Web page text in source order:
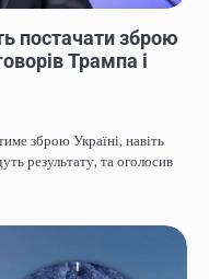
постачати зброю
Трампа і
зброю Україні, навіть
результату, та оголосив